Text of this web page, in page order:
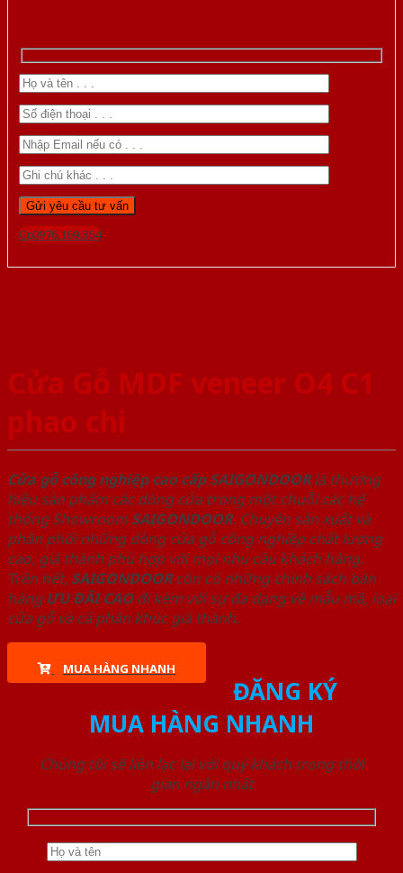
Gọi 0976.169.864
Cửa Gỗ MDF veneer O4 C1
phao chi
Cửa gỗ công nghiệp cao cấp SAIGONDOORlà thương
hiệu sản phẩm các dòng cửa trong một chuỗi các hệ
thống Showroom SAIGONDOOR. Chuyên sản xuất và
phân phối những dòng cửa gỗ công nghiệp chất lượng
cao, giá thành phù hợp với mọi nhu cầu khách hàng.
Trên hết, SAIGONDOORcòn có những chính sách bán
hàng ƯU ĐÃI CAOđi kèm với sự đa dạng về mẫu mã, loại
cửa gỗ và cả phân khúc giá thành.
MUA HÀNG NHANH
ĐĂNG KÝ
MUA HÀNG NHANH
Chúng tôi sẽ liên lạc lại với quý khách trong thời
gian ngắn nhất